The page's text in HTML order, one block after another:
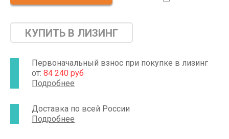
последних версиях ОС Windows.
средние показания за дневной и ночной интервал, а
также за сутки. ПО работает с накоплением
предсердного, синусового и AV эпизодов ритма, а
трепетанием желудочков.
КУПИТЬ В ЛИЗИНГ
Первоначальный взнос при покупке в лизинг
от: 84 240 руб
Подробнее
Доставка по всей России
Подробнее